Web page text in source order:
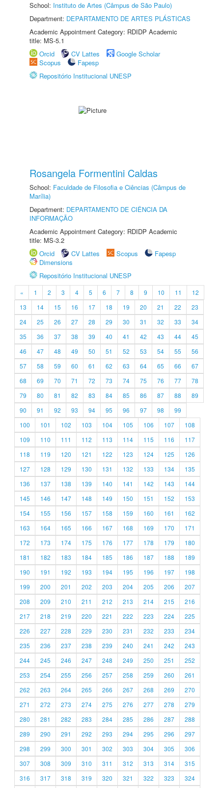
School: Instituto de Artes (Câmpus de São Paulo)
Department: DEPARTAMENTO DE ARTES PLÁSTICAS
Academic Appointment Category: RDIDP Academic
title: MS-5.1
Orcid
CV Lattes
Google Scholar
Scopus
Fapesp
Repositório Institucional UNESP
Rosangela Formentini Caldas
School: Faculdade de Filosofia e Ciências (Câmpus de
Marília)
Department: DEPARTAMENTO DE CIÊNCIA DA
INFORMAÇÃO
Academic Appointment Category: RDIDP Academic
title: MS-3.2
Orcid
CV Lattes Scopus
Fapesp
Dimensions
Repositório Institucional UNESP
« 1 2 3 4 5 6 7 8 9 10 11
12
13
14 15 16 17 18 19 20 21 22
23
24
25 26 27 28 29 30 31 32 33
34
35
36 37 38 39 40 41 42 43 44
45
46
47 48 49 50 51 52 53 54 55
56
57
58 59 60 61 62 63 64 65 66
67
68
69 70 71 72 73 74 75 76 77
78
79
80 81 82 83 84 85 86 87 88
89
90
91 92 93 94 95 96 97 98
99
100
101 102 103 104 105 106 107
108
109
110 111 112 113 114 115 116
117
118
119 120 121 122 123 124 125
126
127
128 129 130 131 132 133 134
135
136
137 138 139 140 141 142 143
144
145
146 147 148 149 150 151 152
153
154
155 156 157 158 159 160 161
162
163
164 165 166 167 168 169 170
171
172
173 174 175 176 177 178 179
180
181
182 183 184 185 186 187 188
189
190
191 192 193 194 195 196 197
198
199
200 201 202 203 204 205 206
207
208
209 210 211 212 213 214 215
216
217
218 219 220 221 222 223 224
225
226
227 228 229 230 231 232 233
234
235
236 237 238 239 240 241 242
243
244
245 246 247 248 249 250 251
252
253
254 255 256 257 258 259 260
261
262
263 264 265 266 267 268 269
270
271
272 273 274 275 276 277 278
279
280
281 282 283 284 285 286 287
288
289
290 291 292 293 294 295 296
297
298
299 300 301 302 303 304 305
306
307
308 309 310 311 312 313 314
315
316
317 318 319 320 321 322 323 324